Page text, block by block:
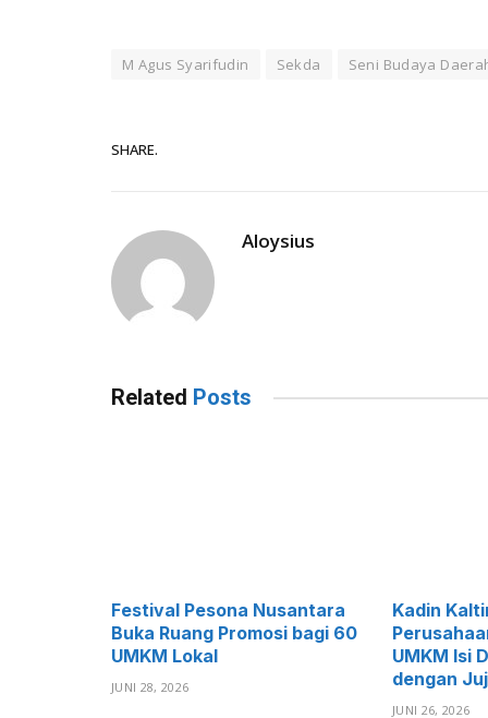
M Agus Syarifudin Sekda Seni Budaya
SHARE.
Aloysius
Related Posts
Festival Pesona Nusantara
Buka Ruang Promosi bagi 60
UMKM Lokal
JUNI 28, 2026
Kadin
UMKM Isi
dengan
JUNI 26, 2026